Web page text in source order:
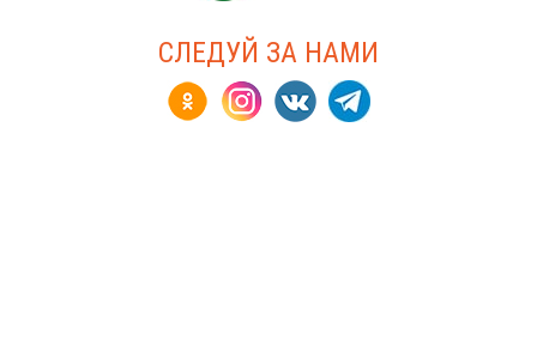
СЛЕДУЙ ЗА НАМИ